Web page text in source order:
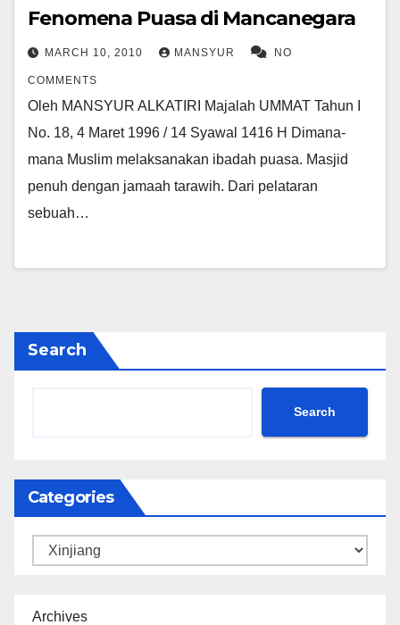
Fenomena Puasa di Mancanegara
MARCH 10, 2010 MANSYUR NO
COMMENTS
Oleh MANSYUR ALKATIRI Majalah UMMAT Tahun I
No. 18, 4 Maret 1996 / 14 Syawal 1416 H Dimana-
mana Muslim melaksanakan ibadah puasa. Masjid
penuh dengan jamaah tarawih. Dari pelataran
sebuah…
Search
Search
Categories
Categories
Archives